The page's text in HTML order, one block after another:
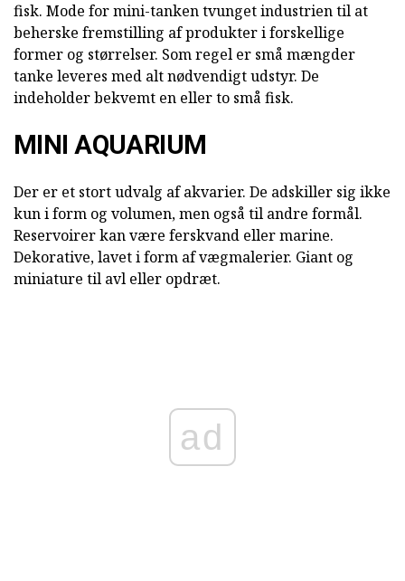
fisk. Mode for mini-tanken tvunget industrien til at
beherske fremstilling af produkter i forskellige
former og størrelser. Som regel er små mængder
tanke leveres med alt nødvendigt udstyr. De
indeholder bekvemt en eller to små fisk.
MINI AQUARIUM
Der er et stort udvalg af akvarier. De adskiller sig ikke
kun i form og volumen, men også til andre formål.
Reservoirer kan være ferskvand eller marine.
Dekorative, lavet i form af vægmalerier. Giant og
miniature til avl eller opdræt.
ad